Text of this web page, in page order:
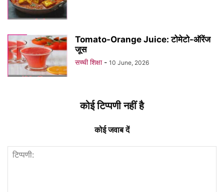
Tomato-Orange Juice: टोमेटो-ऑरेंज
जूस
सच्ची शिक्षा - 10 June, 2026
कोई टिप्पणी नहीं है
कोई जवाब दें